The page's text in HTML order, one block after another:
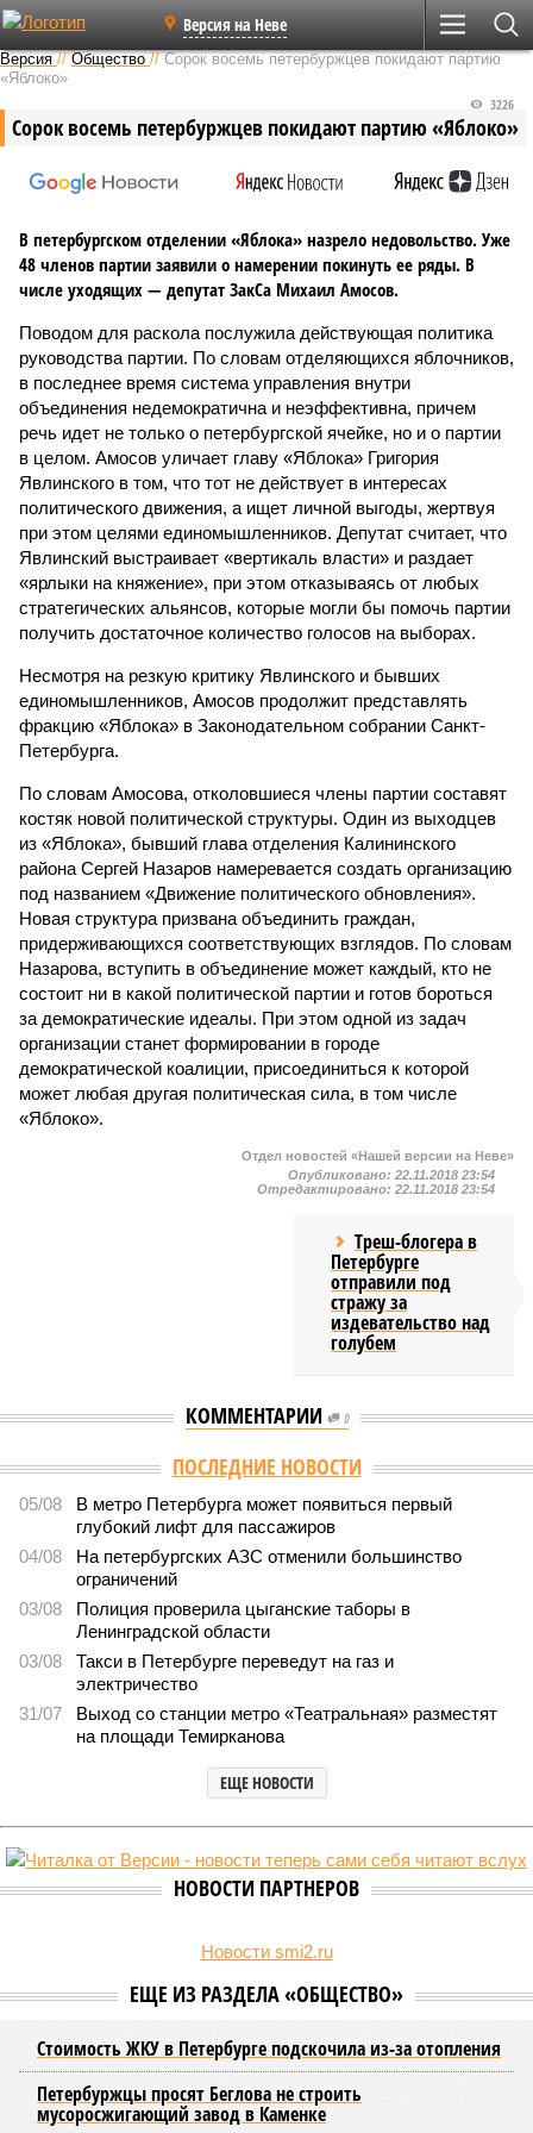
Версия на Неве
Версия //Общество //Сорок восемь петербуржцев покидают партию
«Яблоко»
Сорок восемь петербуржцев покидают партию «Яблоко»
3226
В петербургском отделении «Яблока» назрело недовольство. Уже
48 членов партии заявили о намерении покинуть ее ряды. В
числе уходящих — депутат ЗакСа Михаил Амосов.
Поводом для раскола послужила действующая политика
руководства партии. По словам отделяющихся яблочников,
в последнее время система управления внутри
объединения недемократична и неэффективна, причем
речь идет не только о петербургской ячейке, но и о партии
в целом. Амосов уличает главу «Яблока» Григория
Явлинского в том, что тот не действует в интересах
политического движения, а ищет личной выгоды, жертвуя
при этом целями единомышленников. Депутат считает, что
Явлинский выстраивает «вертикаль власти» и раздает
«ярлыки на княжение», при этом отказываясь от любых
стратегических альянсов, которые могли бы помочь партии
получить достаточное количество голосов на выборах.
Несмотря на резкую критику Явлинского и бывших
единомышленников, Амосов продолжит представлять
фракцию «Яблока» в Законодательном собрании Санкт-
Петербурга.
По словам Амосова, отколовшиеся члены партии составят
костяк новой политической структуры. Один из выходцев
из «Яблока», бывший глава отделения Калининского
района Сергей Назаров намеревается создать организацию
под названием «Движение политического обновления».
Новая структура призвана объединить граждан,
придерживающихся соответствующих взглядов. По словам
Назарова, вступить в объединение может каждый, кто не
состоит ни в какой политической партии и готов бороться
за демократические идеалы. При этом одной из задач
организации станет формировании в городе
демократической коалиции, присоединиться к которой
может любая другая политическая сила, в том числе
«Яблоко».
Отдел новостей «Нашей версии на Неве»
Опубликовано: 22.11.2018 23:54
Отредактировано: 22.11.2018 23:54
Треш-блогера в
Петербурге
отправили под
стражу за
издевательство над
голубем
КОММЕНТАРИИ 0
ПОСЛЕДНИЕ НОВОСТИ
05/08
В метро Петербурга может появиться первый
глубокий лифт для пассажиров
04/08
На петербургских АЗС отменили большинство
ограничений
03/08
Полиция проверила цыганские таборы в
Ленинградской области
03/08
Такси в Петербурге переведут на газ и
электричество
31/07
Выход со станции метро «Театральная» разместят
на площади Темирканова
ЕЩЕ НОВОСТИ
НОВОСТИ ПАРТНЕРОВ
Новости smi2.ru
ЕЩЕ ИЗ РАЗДЕЛА «ОБЩЕСТВО»
Стоимость ЖКУ в Петербурге подскочила из-за отопления
Петербуржцы просят Беглова не строить
мусоросжигающий завод в Каменке